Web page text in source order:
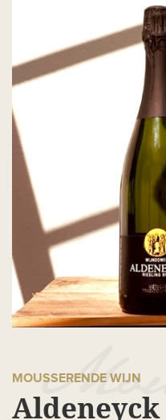
MOUSSERENDE WIJN